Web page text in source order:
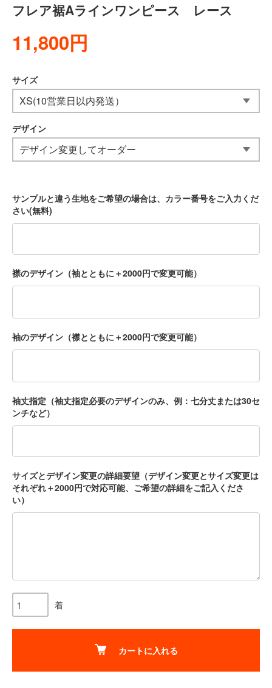
フレア裾Aラインワンピース レース
11,800円
サイズ
デザイン
サンプルと違う生地をご希望の場合は、カラー番号をご入力くだ
さい(無料)
襟のデザイン（袖とともに＋2000円で変更可能）
袖のデザイン（襟とともに＋2000円で変更可能）
袖丈指定（袖丈指定必要のデザインのみ、例：七分丈または30セ
ンチなど）
サイズとデザイン変更の詳細要望（デザイン変更とサイズ変更は
それぞれ＋2000円で対応可能、ご希望の詳細をご記入くださ
い）
着
カートに入れる